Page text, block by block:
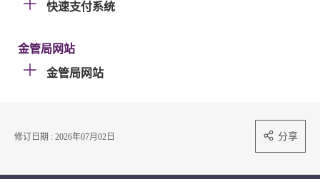
快速支付系统
金管局网站
金管局网站
修订日期 : 2026年07月02日 分享